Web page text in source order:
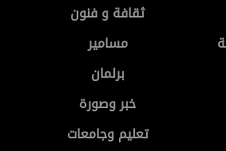
ثقافة و فنون
مسامير
برلمان
خبر وصورة
تعليم وجامعات